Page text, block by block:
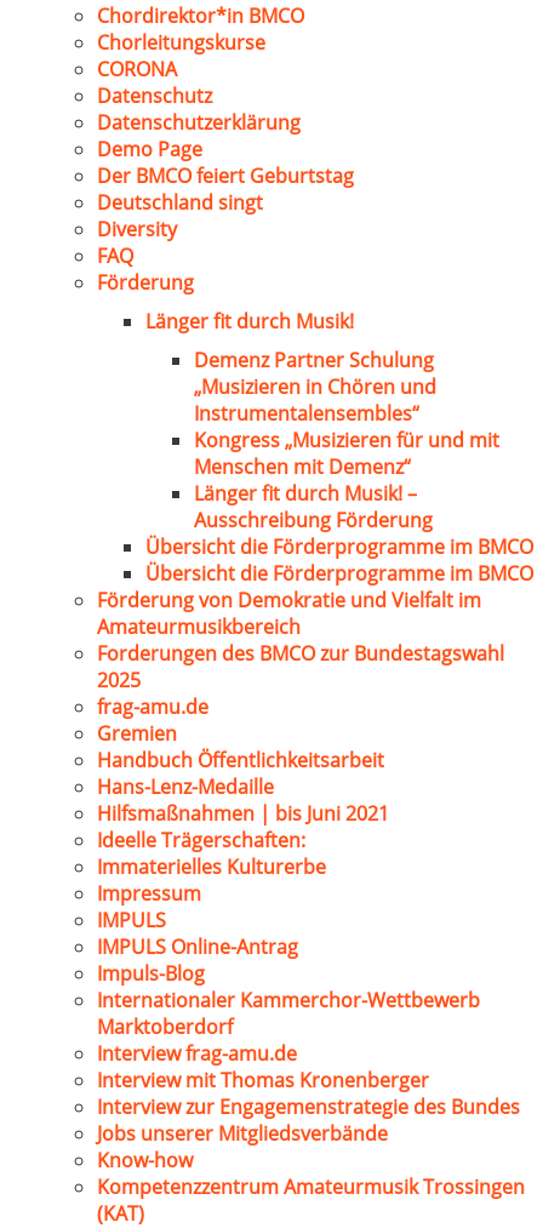
Chordirektor*in BMCO
Chorleitungskurse
CORONA
Datenschutz
Datenschutzerklärung
Demo Page
Der BMCO feiert Geburtstag
Deutschland singt
Diversity
FAQ
Förderung
Länger fit durch Musik!
Demenz Partner Schulung
„Musizieren in Chören und
Instrumentalensembles“
Kongress „Musizieren für und mit
Menschen mit Demenz“
Länger fit durch Musik! –
Ausschreibung Förderung
Übersicht die Förderprogramme im BMCO
Übersicht die Förderprogramme im BMCO
Förderung von Demokratie und Vielfalt im
Amateurmusikbereich
Forderungen des BMCO zur Bundestagswahl
2025
frag-amu.de
Gremien
Handbuch Öffentlichkeitsarbeit
Hans-Lenz-Medaille
Hilfsmaßnahmen | bis Juni 2021
Ideelle Trägerschaften:
Immaterielles Kulturerbe
Impressum
IMPULS
IMPULS Online-Antrag
Impuls-Blog
Internationaler Kammerchor-Wettbewerb
Marktoberdorf
Interview frag-amu.de
Interview mit Thomas Kronenberger
Interview zur Engagemenstrategie des Bundes
Jobs unserer Mitgliedsverbände
Know-how
Kompetenzzentrum Amateurmusik Trossingen
(KAT)